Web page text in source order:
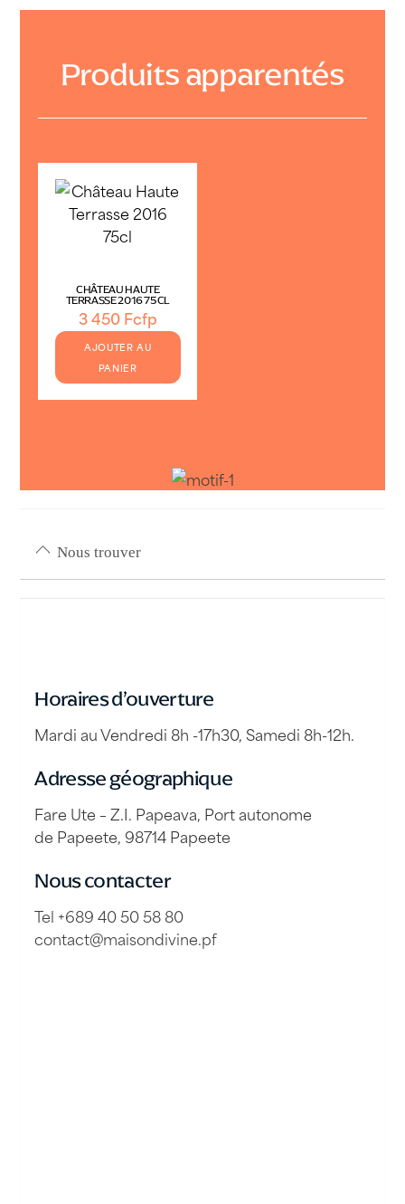
Produits apparentés
CHÂTEAU HAUTE
TERRASSE 2016 75CL
3 450Fcfp
AJOUTER AU
PANIER
Nous trouver
Horaires d’ouverture
Mardi au Vendredi 8h -17h30, Samedi 8h-12h.
Adresse géographique
Fare Ute – Z.I. Papeava, Port autonome
de Papeete, 98714 Papeete
Nous contacter
Tel +689 40 50 58 80
contact@maisondivine.pf